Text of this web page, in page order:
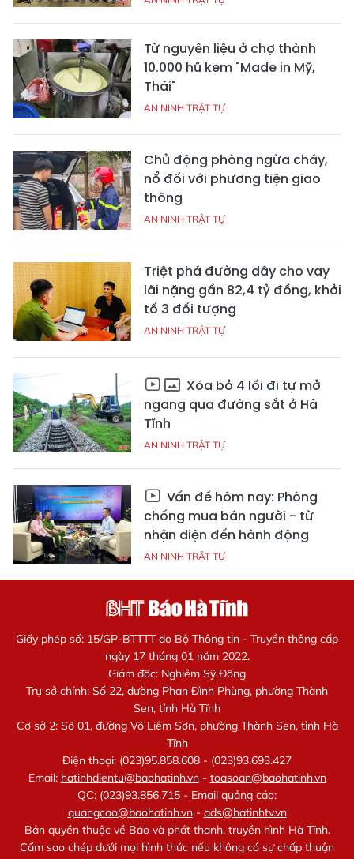
Từ nguyên liệu ở chợ thành
10.000 hũ kem "Made in Mỹ,
Thái"
AN NINH TRẬT TỰ
Chủ động phòng ngừa cháy,
nổ đối với phương tiện giao
thông
AN NINH TRẬT TỰ
Triệt phá đường dây cho vay
lãi nặng gần 82,4 tỷ đồng, khởi
tố 3 đối tượng
AN NINH TRẬT TỰ
Xóa bỏ 4 lối đi tự mở
ngang qua đường sắt ở Hà
Tĩnh
AN NINH TRẬT TỰ
Vấn đề hôm nay: Phòng
chống mua bán người - từ
nhận diện đến hành động
AN NINH TRẬT TỰ
Giấy phép số: 15/GP-BTTTT do Bộ Thông tin - Truyền thông cấp
ngày 17 tháng 01 năm 2022.
Giám đốc: Nghiêm Sỹ Đống
Trụ sở chính: Số 22, đường Phan Đình Phùng, phường Thành
Sen, tỉnh Hà Tĩnh
Cơ sở 2: Số 01, đường Võ Liêm Sơn, phường Thành Sen, tỉnh Hà
Tĩnh
Điện thoại: (023)95.858.608 - (023)93.693.427
Email: hatinhdientu@baohatinh.vn- toasoan@baohatinh.vn
QC: (023)93.856.715 - Email quảng cáo:
quangcao@baohatinh.vn- ads@hatinhtv.vn
Bản quyền thuộc về Báo và phát thanh, truyền hình Hà Tĩnh.
Cấm sao chép dưới mọi hình thức nếu không có sự chấp thuận